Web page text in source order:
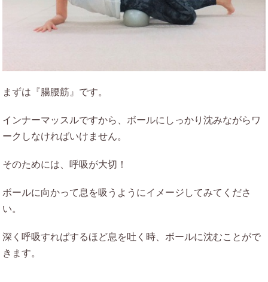
まずは『腸腰筋』です。
インナーマッスルですから、ボールにしっかり沈みながらワ
ークしなければいけません。
そのためには、呼吸が大切！
ボールに向かって息を吸うようにイメージしてみてくださ
い。
深く呼吸すればするほど息を吐く時、ボールに沈むことがで
きます。